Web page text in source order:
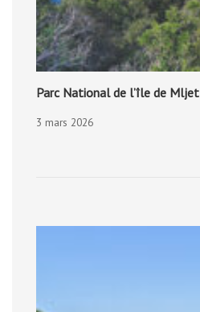
Parc National de l’île de Mljet
3 mars 2026